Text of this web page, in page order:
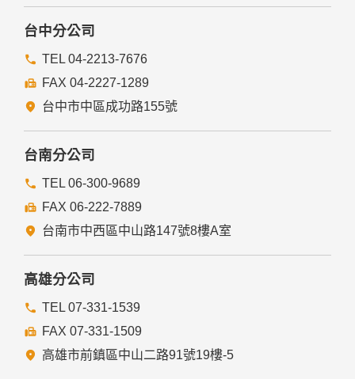
台中分公司
TEL 04-2213-7676
FAX 04-2227-1289
台中市中區成功路155號
台南分公司
TEL 06-300-9689
FAX 06-222-7889
台南市中西區中山路147號8樓A室
高雄分公司
TEL 07-331-1539
FAX 07-331-1509
高雄市前鎮區中山二路91號19樓-5